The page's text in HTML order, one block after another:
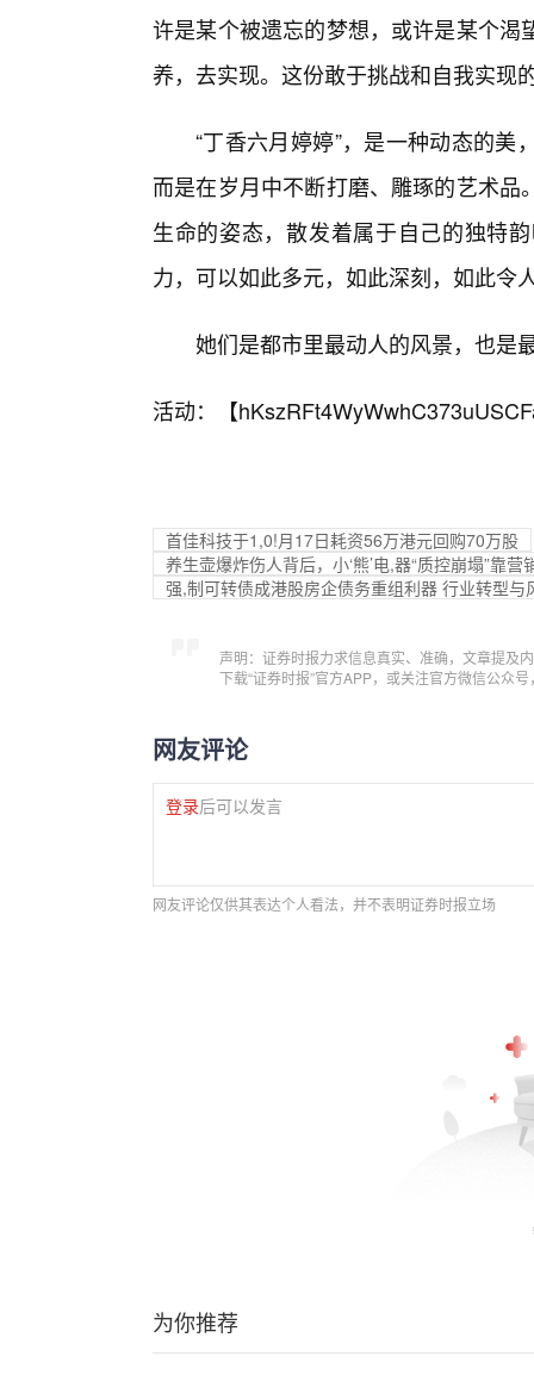
许是某个被遗忘的梦想，或许是某个
养，去实现。这份敢于挑战和自我实现
“丁香六月婷婷”，是一种动态的
而是在岁月中不断打磨、雕琢的艺术
生命的姿态，散发着属于自己的独特
力，可以如此多元，如此深刻，如此令
她们是都市里最动人的风景，也是
活动：【
首佳科技于1,0!月17日耗资56万港元回购70万股
养生壶爆炸伤人背后，小‘熊’电,器“质控崩塌”靠营
强,制可转债成港股房企债务重组利器 行业转型与
声明：证券时报力求信息真实、准确，文章提及
下载“证券时报”官方APP，或关注官方微信公众
网友评论
登录后可以发言
网友评论仅供其表达个人看法，并不表明证券时报立场
为你推荐